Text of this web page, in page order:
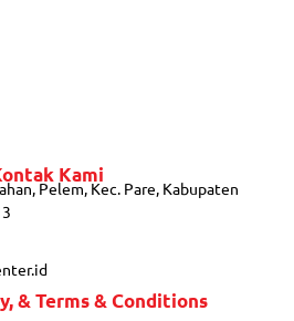
Kami
Pelem, Kec. Pare, Kabupaten
& Terms & Conditions